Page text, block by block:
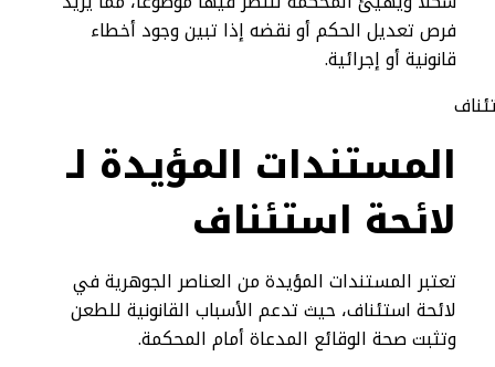
فرص تعديل الحكم أو نقضه إذا تبين وجود أخطاء
قانونية أو إجرائية.
المستندات المؤيدة لـ
لائحة استئناف
تعتبر المستندات المؤيدة من العناصر الجوهرية في
لائحة استئناف، حيث تدعم الأسباب القانونية للطعن
وتثبت صحة الوقائع المدعاة أمام المحكمة.